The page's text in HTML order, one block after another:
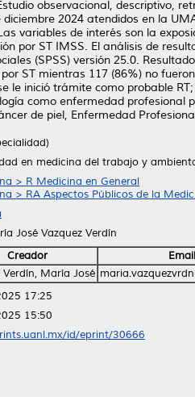
observacional, descriptivo,
2024 atendidos en la
variables de interés son la
por ST IMSS. El análisis de
(SPSS) versión 25.0.
ST mientras 117 (86%) no
le inició trámite como probable
como enfermedad profesional
de piel, Enfermedad
en medicina del trabajo y
> R Medicina en General
> RA Aspectos Públicos de la
José Vazquez Verdín
Creador
Email
Verdín, María José
17:25
15:50
id/eprint/30666